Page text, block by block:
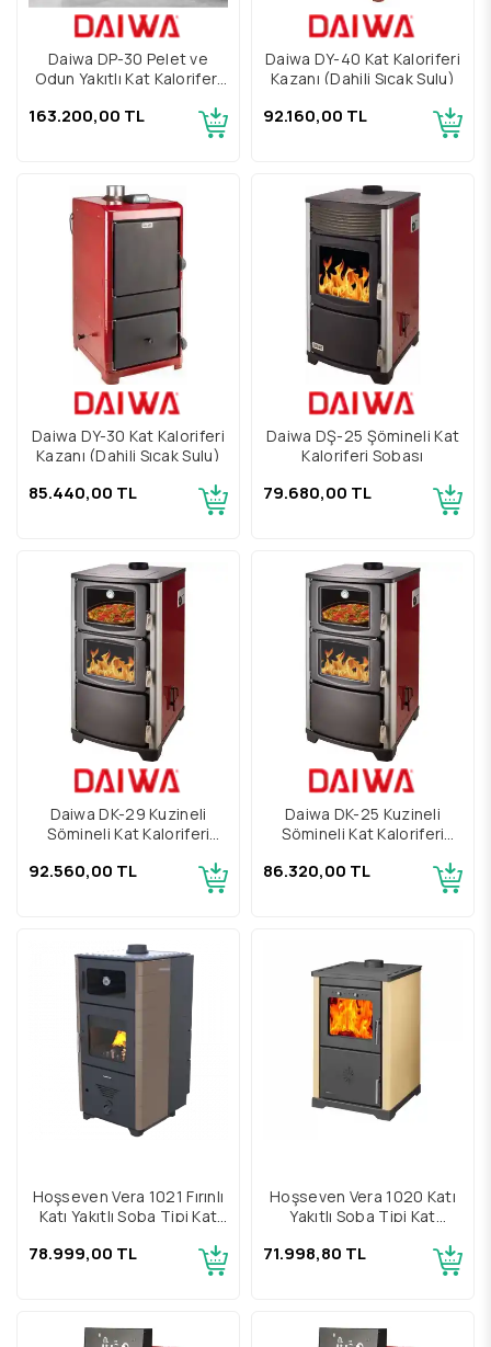
Daiwa DP-30 Pelet ve
Odun Yakıtlı Kat Kaloriferi
163.200,00 TL
Daiwa DY-40 Kat Kaloriferi
Kazanı (Dahili Sıcak Sulu)
92.160,00 TL
Daiwa DY-30 Kat Kaloriferi
Kazanı (Dahili Sıcak Sulu)
85.440,00 TL
Daiwa DŞ-25 Şömineli Kat
Kaloriferi Sobası
79.680,00 TL
Daiwa DK-29 Kuzineli
Şömineli Kat Kaloriferi
92.560,00 TL
Daiwa DK-25 Kuzineli
Şömineli Kat Kaloriferi
86.320,00 TL
Hoşseven Vera 1021 Fırınlı
Katı Yakıtlı Soba Tipi Kat
78.999,00 TL
Hoşseven Vera 1020 Katı
Yakıtlı Soba Tipi Kat
71.998,80 TL